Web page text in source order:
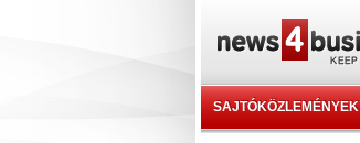
SAJTÓKÖZLEMÉNYEK